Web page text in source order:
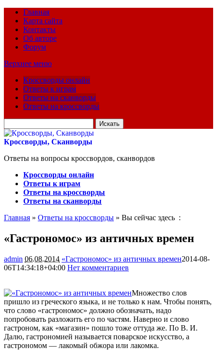
Главная
Карта сайта
Контакты
Об авторе
Форум
Верхнее меню
Кроссворды онлайн
Ответы к играм
Ответы на сканворды
Ответы на кроссворды
для:
Кроссворды, Сканворды
Ответы на вопросы кроссвордов, сканвордов
Кроссворды онлайн
Ответы к играм
Ответы на кроссворды
Ответы на сканворды
Главная » Ответы на кроссворды » Вы сейчас здесь :
«Гастрономос» из античных времен
admin 06.08.2014 «Гастрономос» из античных времен2014-08-
06T14:34:18+04:00 Нет комментариев
Множество слов
пришло из греческого языка, и не только к нам. Чтобы понять,
что слово «гастрономос» должно обозначать, надо
попробовать разложить его по частям. Наверно и слово
гастроном, как «магазин» пошло тоже оттуда же. По В. И.
Далю, гастрономией называется поварское искусство, а
гастрономом — лакомый обжора или лакомка.